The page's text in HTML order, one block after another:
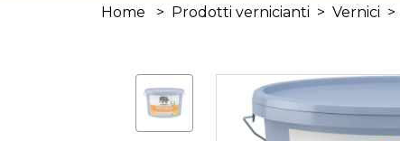
Home > Prodotti vernicianti > Vernici >